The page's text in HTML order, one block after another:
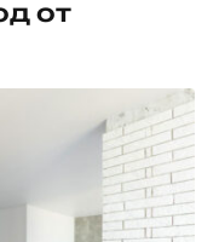
от